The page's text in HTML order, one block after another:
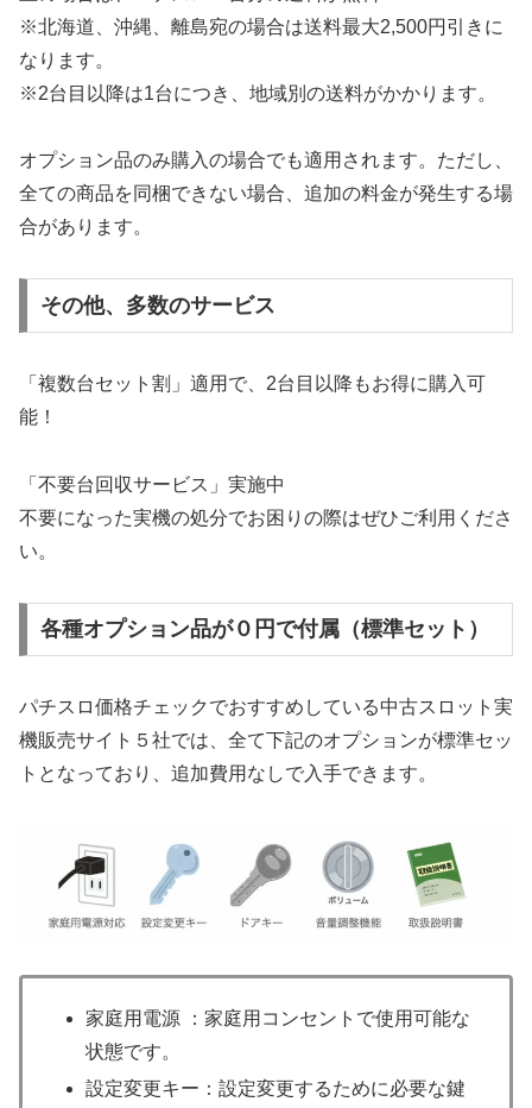
※北海道、沖縄、離島宛の場合は送料最大2,500円引きに
なります。
※2台目以降は1台につき、地域別の送料がかかります。
オプション品のみ購入の場合でも適用されます。ただし、
全ての商品を同梱できない場合、追加の料金が発生する場
合があります。
その他、多数のサービス
「複数台セット割」適用で、2台目以降もお得に購入可
能！
「不要台回収サービス」実施中
不要になった実機の処分でお困りの際はぜひご利用くださ
い。
各種オプション品が０円で付属（標準セット）
パチスロ価格チェックでおすすめしている中古スロット実
機販売サイト５社では、全て下記のオプションが標準セッ
トとなっており、追加費用なしで入手できます。
家庭用電源 ：家庭用コンセントで使用可能な
状態です。
設定変更キー：設定変更するために必要な鍵